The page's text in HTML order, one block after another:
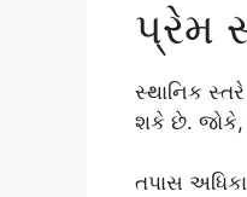
પ્રેમ
સ્થાનિક
શકે છે. જોકે,
તપાસ